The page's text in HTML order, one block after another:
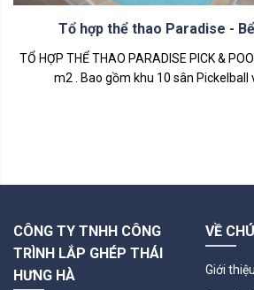
Tổ hợp thể thao Paradise -
TỔ HỢP THỂ THAO PARADISE PICK &
m2 . Bao gồm khu 10 sân Pickelball
CÔNG TY TNHH CÔNG
TRÌNH LẮP GHÉP THÁI
HƯNG HÀ
VỀ
Giới thiệu